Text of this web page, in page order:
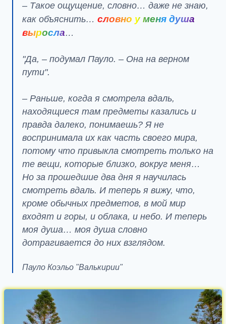
– Такое ощущение, словно… даже не знаю,
как объяснить… словно у меня душа
выросла…
"Да, – подумал Пауло. – Она на верном
пути".
– Раньше, когда я смотрела вдаль,
находящиеся там предметы казались и
правда далеко, понимаешь? Я не
воспринимала их как часть своего мира,
потому что привыкла смотреть только на
те вещи, которые близко, вокруг меня…
Но за прошедшие два дня я научилась
смотреть вдаль. И теперь я вижу, что,
кроме обычных предметов, в мой мир
входят и горы, и облака, и небо. И теперь
моя душа… моя душа словно
дотрагивается до них взглядом.
Пауло Коэльо "Валькирии"